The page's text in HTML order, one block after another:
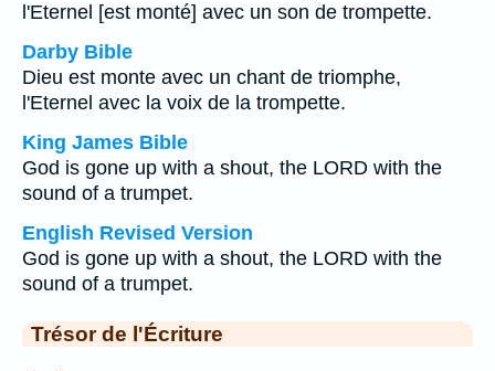
l'Eternel [est monté] avec un son de trompette.
Darby Bible
Dieu est monte avec un chant de triomphe,
l'Eternel avec la voix de la trompette.
King James Bible
God is gone up with a shout, the LORD with the
sound of a trumpet.
English Revised Version
God is gone up with a shout, the LORD with the
sound of a trumpet.
Trésor de l'Écriture